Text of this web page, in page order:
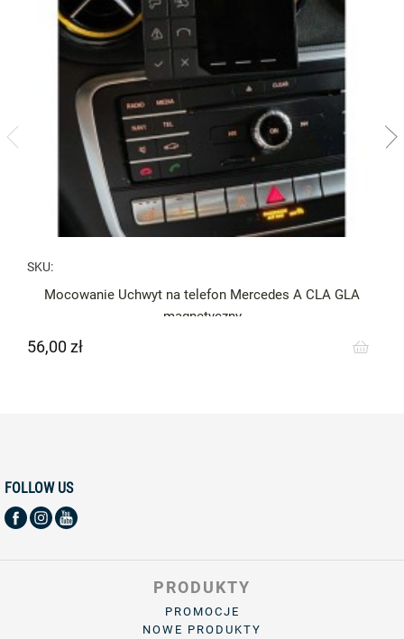
SKU:
Mocowanie Uchwyt na telefon Mercedes A CLA GLA
magnetyczny
Cena
56,00 zł
FOLLOW US
PRODUKTY
PROMOCJE
NOWE PRODUKTY